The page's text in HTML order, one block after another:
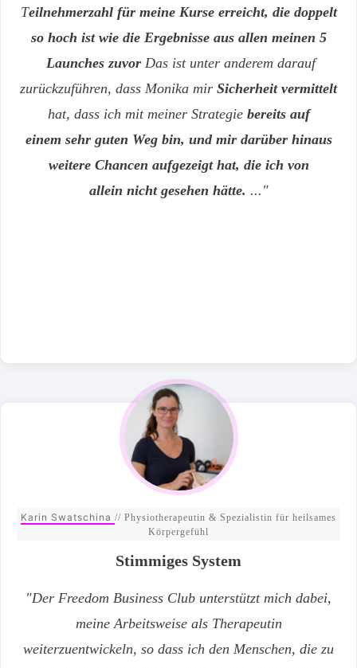
Teilnehmerzahl für meine Kurse erreicht, die doppelt
so hoch ist wie die Ergebnisse aus allen meinen 5
Launches zuvorDas ist unter anderem darauf
zurückzuführen, dass Monika mir Sicherheit vermittelt
hat, dass ich mit meiner Strategie bereits auf
einem sehr guten Weg bin, und mir darüber hinaus
weitere Chancen aufgezeigt hat, die ich von
allein nicht gesehen hätte. ..."
Karin Swatschina // Physiotherapeutin & Spezialistin für heilsames
Körpergefühl
Stimmiges System
"Der Freedom Business Club unterstützt mich dabei,
meine Arbeitsweise als Therapeutin
weiterzuentwickeln, so dass ich den Menschen, die zu